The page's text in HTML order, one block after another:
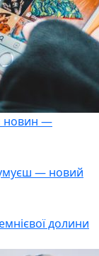
новин —
— новий
долини